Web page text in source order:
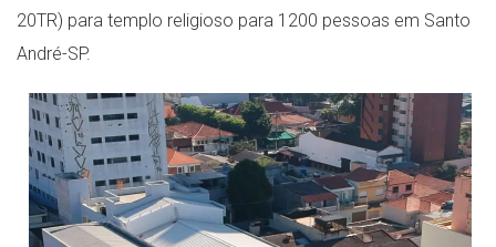
20TR) para templo religioso para 1200 pessoas em Santo
André-SP.